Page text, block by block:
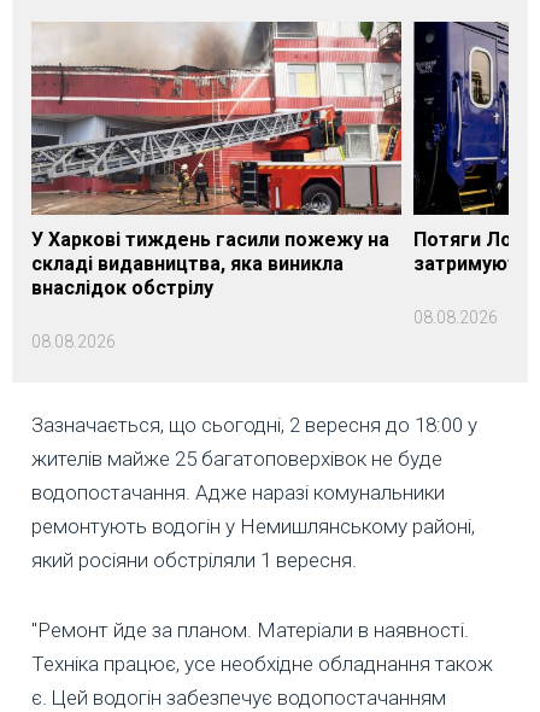
У Харкові тиждень гасили пожежу на
складі видавництва, яка виникла
внаслідок обстрілу
08.08.2026
Потяги
08.08.2026
Зазначається, що сьогодні, 2 вересня до 18:00 у
жителів майже 25 багатоповерхівок не буде
водопостачання. Адже наразі комунальники
ремонтують водогін у Немишлянському районі,
який росіяни обстріляли 1 вересня.
"Ремонт йде за планом. Матеріали в наявності.
Техніка працює, усе необхідне обладнання також
є. Цей водогін забезпечує водопостачанням